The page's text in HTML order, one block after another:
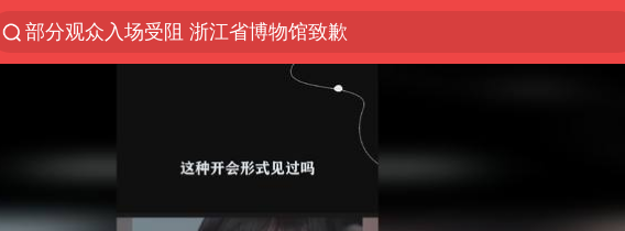
部分观众入场受阻 浙江省博物馆致歉
以“新”破局 首发经济点亮城市消费活力
U17国足三战全胜
我国编制完成新版全月地质图